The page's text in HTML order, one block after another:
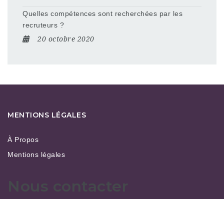
Quelles compétences sont recherchées par les
recruteurs ?
20 octobre 2020
MENTIONS LÉGALES
À Propos
Mentions légales
Nous contacter